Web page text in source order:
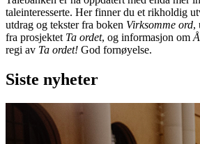
taleinteresserte. Her finner du et rikholdig
utdrag og tekster fra boken Virksomme ord,
fra prosjektet Ta ordet, og informasjon om
regi av Ta ordet! God fornøyelse.
Siste nyheter